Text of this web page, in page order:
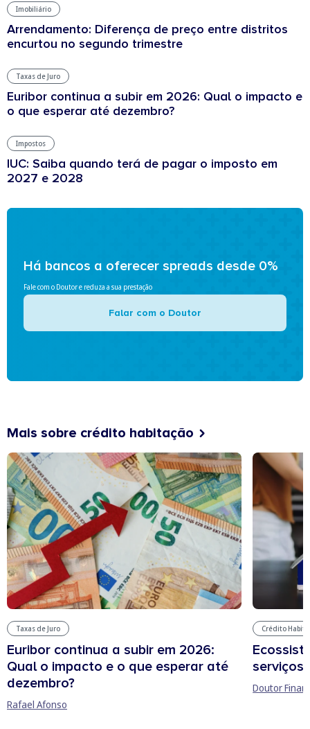
Imobiliário
Arrendamento: Diferença de preço entre distritos
encurtou no segundo trimestre
Taxas de Juro
Euribor continua a subir em 2026: Qual o impacto e
o que esperar até dezembro?
Impostos
IUC: Saiba quando terá de pagar o imposto em
2027 e 2028
Há bancos a oferecer spreads desde 0%
Fale com o Doutor e reduza a sua prestação
Falar com o Doutor
Mais sobre crédito habitação
Taxas de Juro
Euribor continua a subir em 2026:
Qual o impacto e o que esperar até
dezembro?
Rafael Afonso
Crédito
serviços
Doutor